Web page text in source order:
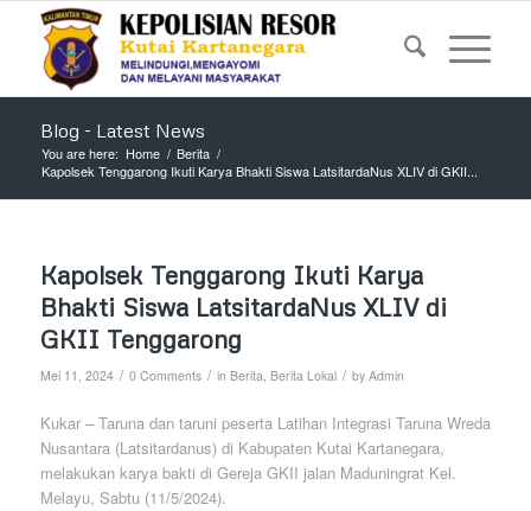
Blog - Latest News
You are here: Home / Berita /
Kapolsek Tenggarong Ikuti Karya Bhakti Siswa LatsitardaNus XLIV di GKII...
Kapolsek Tenggarong Ikuti Karya
Bhakti Siswa LatsitardaNus XLIV di
GKII Tenggarong
Mei 11, 2024 / 0 Comments / in Berita, Berita Lokal / by Admin
Kukar – Taruna dan taruni peserta Latihan Integrasi Taruna Wreda
Nusantara (Latsitardanus) di Kabupaten Kutai Kartanegara,
melakukan karya bakti di Gereja GKII jalan Maduningrat Kel.
Melayu, Sabtu (11/5/2024).